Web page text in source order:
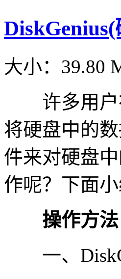
大小：39.80
许多用户
将硬盘中的
件来对硬盘
作呢？下面
操作方法
一、